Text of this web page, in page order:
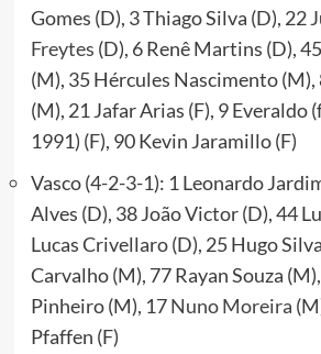
Gomes (D), 3 Thiago Silva (D), 22
Freytes (D), 6 Renê Martins (D),
(M), 35 Hércules Nascimento
(M), 21 Jafar Arias (F), 9 Everaldo
1991) (F), 90 Kevin Jaramillo (F)
Vasco (4-2-3-1): 1 Leonardo
Alves (D), 38 João Victor (D), 44
Lucas Crivellaro (D), 25 Hugo
Carvalho (M), 77 Rayan Souza
Pinheiro (M), 17Nuno Moreira
Pfaffen (F)